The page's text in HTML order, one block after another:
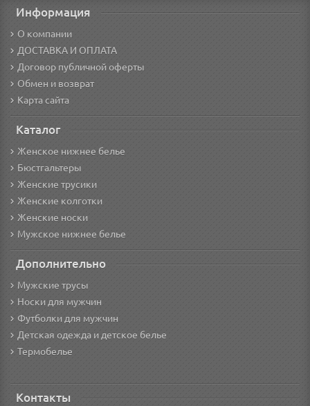
Информация
О компании
ДОСТАВКА И ОПЛАТА
Договор публичной оферты
Обмен и возврат
Карта сайта
Каталог
Женское нижнее белье
Бюстгальтеры
Женские трусики
Женские колготки
Женские носки
Мужское нижнее белье
Дополнительно
Мужские трусы
Носки для мужчин
Футболки для мужчин
Детская одежда и детское белье
Термобелье
Контакты